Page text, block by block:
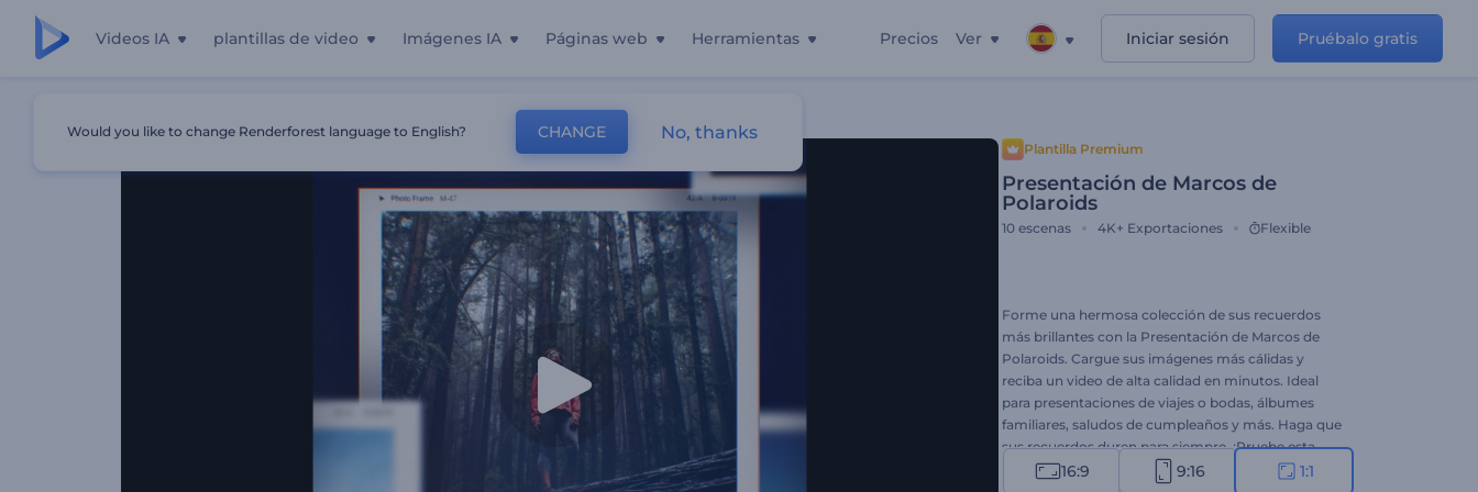
Videos IA plantillas de video Imágenes IA Páginas web Herramientas Precios Ver Iniciar sesión Pruébalo gratis
Plantilla Premium
Presentación de Marcos de
Polaroids
10 escenas 4K+ Exportaciones Flexible
Forme una hermosa colección de sus recuerdos
más brillantes con la Presentación de Marcos de
Polaroids. Cargue sus imágenes más cálidas y
reciba un video de alta calidad en minutos. Ideal
para presentaciones de viajes o bodas, álbumes
familiares, saludos de cumpleaños y más. Haga que
sus recuerdos duren para siempre. ¡Pruebe esta
plantilla! 16:9 9:16 1:1
Would you like to change Renderforest language to English? CHANGE No, thanks